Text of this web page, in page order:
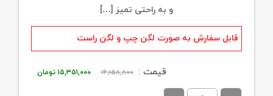
و به راحتی تمیز […]
قابل سفارش به صورت لگن چپ و لگن راست
قیمت : ۱۶,۱۵۸,۸۰۰
قیمت
۱۵,۳۵۱,۰۰۰ تومان